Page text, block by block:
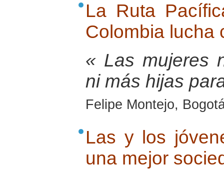
La Ruta
Colombia lucha
« Las mujeres
ni más hijas
Felipe Montejo,
Las y los
una mejor